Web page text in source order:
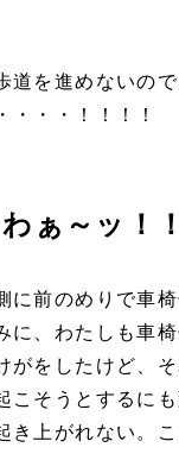
道を進めないの
・・・！！！！
ぁ～ッ！！
に前のめりで車
に、わたしも車
がをしたけど、
こそうとするに
き上がれない。